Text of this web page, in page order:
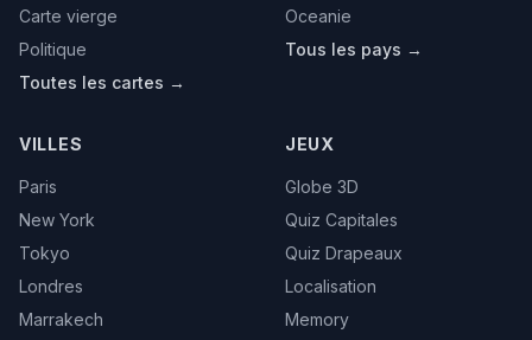
Carte vierge
Politique
Toutes les cartes →
Oceanie
Tous les pays →
VILLES
Paris
New York
Tokyo
Londres
Marrakech
JEUX
Globe 3D
Quiz Capitales
Quiz Drapeaux
Localisation
Memory